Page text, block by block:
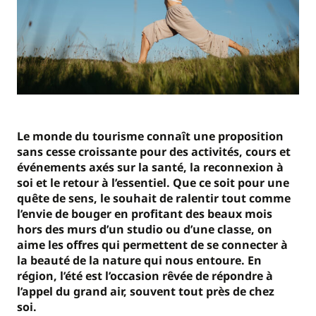
Le monde du tourisme connaît une proposition
sans cesse croissante pour des activités, cours et
événements axés sur la santé, la reconnexion à
soi et le retour à l’essentiel. Que ce soit pour une
quête de sens, le souhait de ralentir tout comme
l’envie de bouger en profitant des beaux mois
hors des murs d’un studio ou d’une classe, on
aime les offres qui permettent de se connecter à
la beauté de la nature qui nous entoure. En
région, l’été est l’occasion rêvée de répondre à
l’appel du grand air, souvent tout près de chez
soi.